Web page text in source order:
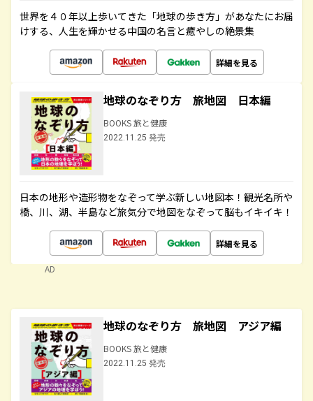
世界を４０年以上歩いてきた「地球の歩き方」があなたにお届
けする、人生を輝かせる中国の名言と癒やしの絶景集
詳細を見る
地球のなぞり方 旅地図 日本編
BOOKS 旅と健康
2022.11.25 発売
日本の地形や造形物をなぞって学ぶ新しい地図本！観光名所や
橋、川、湖、半島など旅気分で地図をなぞって脳もイキイキ！
詳細を見る
AD
地球のなぞり方 旅地図 アジア編
BOOKS 旅と健康
2022.11.25 発売